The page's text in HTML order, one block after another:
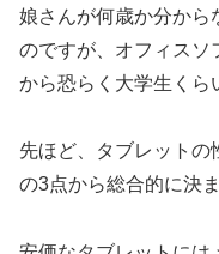
娘さんが何歳か分から
のですが、オフィスソ
から恐らく大学生くら
先ほど、タブレット
の3点から総合的に決